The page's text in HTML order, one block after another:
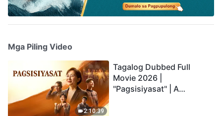
Mga Piling Video
2:10:39
Tagalog Dubbed Full
Movie 2026 |
"Pagsisiyasat" | A